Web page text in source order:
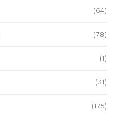
(64)
(78)
(1)
(31)
(175)